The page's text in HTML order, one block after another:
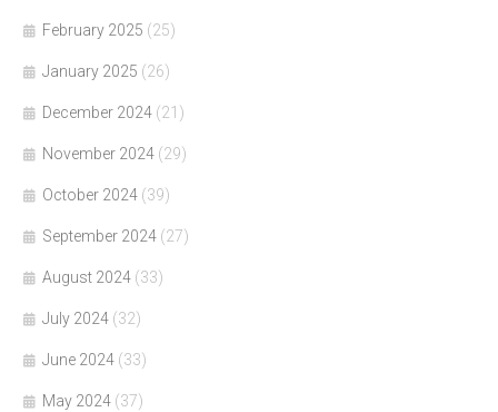
February 2025 (25)
January 2025 (26)
December 2024 (21)
November 2024 (29)
October 2024 (39)
September 2024 (27)
August 2024 (33)
July 2024 (32)
June 2024 (33)
May 2024 (37)